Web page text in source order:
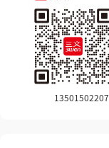
13501502207